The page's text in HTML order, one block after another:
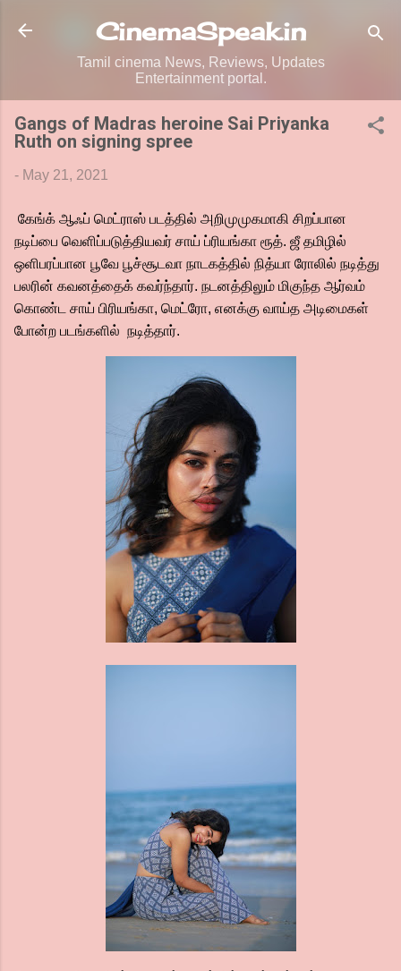
Skip to main content
CinemaSpeak.in
Tamil cinema News, Reviews, Updates
Entertainment portal.
Gangs of Madras heroine Sai Priyanka
Ruth on signing spree
- May 21, 2021
கேங்க் ஆஃப் மெட்ராஸ் படத்தில் அறிமுமுகமாகி சிறப்பான
நடிப்பை வெளிப்படுத்தியவர் சாய் ப்ரியங்கா ரூத். ஜீ தமிழில்
ஒளிபரப்பான பூவே பூச்சூடவா நாடகத்தில் நித்யா ரோலில் நடித்து
பலரின் கவனத்தைக் கவர்ந்தார். நடனத்திலும் மிகுந்த ஆர்வம்
கொண்ட சாய் பிரியங்கா, மெட்ரோ, எனக்கு வாய்த அடிமைகள்
போன்ற படங்களில் நடித்தார்.